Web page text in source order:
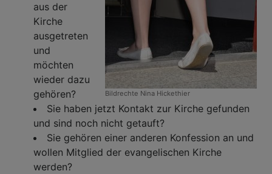
Bildrechte Nina Hickethier
aus der
Kirche
ausgetreten
und
möchten
wieder dazu
gehören?
Sie haben jetzt Kontakt zur Kirche gefunden
und sind noch nicht getauft?
Sie gehören einer anderen Konfession an und
wollen Mitglied der evangelischen Kirche
werden?